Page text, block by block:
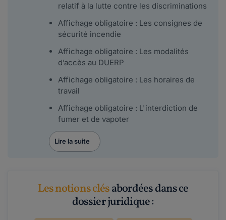
relatif à la lutte contre les discriminations
Affichage obligatoire : Les consignes de
sécurité incendie
Affichage obligatoire : Les modalités
d’accès au DUERP
Affichage obligatoire : Les horaires de
travail
Affichage obligatoire : L'interdiction de
fumer et de vapoter
Lire la suite
Les notions clésabordées dans ce
dossier juridique :